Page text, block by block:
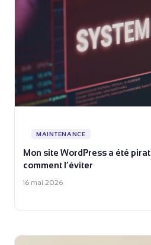
MAINTENANCE
Mon site WordPress a été
comment l’éviter
16 mai 2026